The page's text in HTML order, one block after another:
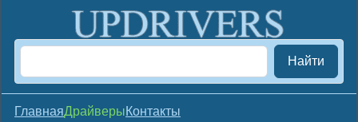
Найти
ГлавнаяДрайверыКонтакты